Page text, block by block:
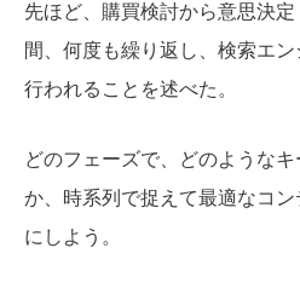
先ほど、購買検討から意思決
間、何度も繰り返し、検索エ
行われることを述べた。
どのフェーズで、どのような
か、時系列で捉えて最適なコ
にしよう。